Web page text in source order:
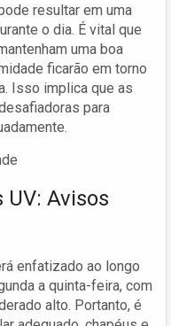
resultar em uma
o dia. É vital que
uma boa
ficarão em torno
Isso implica que as
para
UV: Avisos
enfatizado ao longo
a quinta-feira, com
alto. Portanto, é